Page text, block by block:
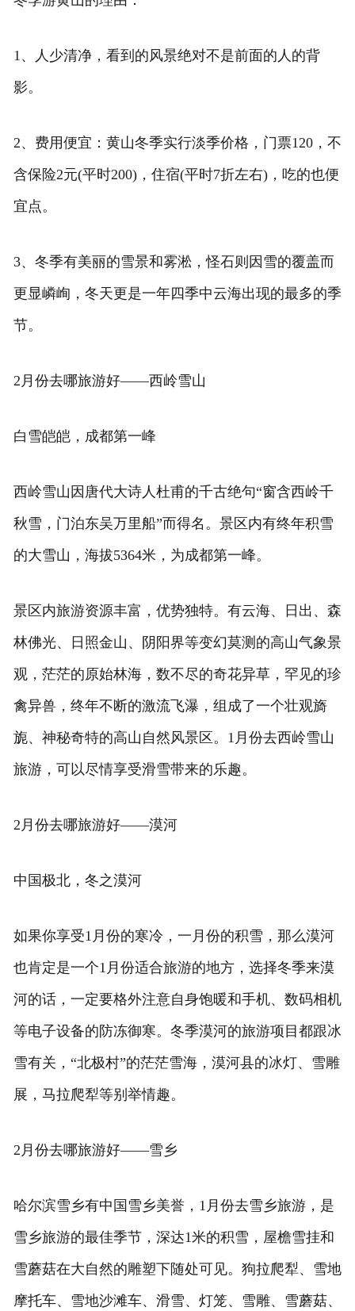
1、人少清净，看到的风景绝对不是前面的人的背
影。
2、费用便宜：黄山冬季实行淡季价格，门票120，不
含保险2元(平时200)，住宿(平时7折左右)，吃的也便
宜点。
3、冬季有美丽的雪景和雾淞，怪石则因雪的覆盖而
更显嶙峋，冬天更是一年四季中云海出现的最多的季
节。
2月份去哪旅游好——西岭雪山
白雪皑皑，成都第一峰
西岭雪山因唐代大诗人杜甫的千古绝句“窗含西岭千
秋雪，门泊东吴万里船”而得名。景区内有终年积雪
的大雪山，海拔5364米，为成都第一峰。
景区内旅游资源丰富，优势独特。有云海、日出、森
林佛光、日照金山、阴阳界等变幻莫测的高山气象景
观，茫茫的原始林海，数不尽的奇花异草，罕见的珍
禽异兽，终年不断的激流飞瀑，组成了一个壮观旖
旎、神秘奇特的高山自然风景区。1月份去西岭雪山
旅游，可以尽情享受滑雪带来的乐趣。
2月份去哪旅游好——漠河
中国极北，冬之漠河
如果你享受1月份的寒冷，一月份的积雪，那么漠河
也肯定是一个1月份适合旅游的地方，选择冬季来漠
河的话，一定要格外注意自身饱暖和手机、数码相机
等电子设备的防冻御寒。冬季漠河的旅游项目都跟冰
雪有关，“北极村”的茫茫雪海，漠河县的冰灯、雪雕
展，马拉爬犁等别举情趣。
2月份去哪旅游好——雪乡
哈尔滨雪乡有中国雪乡美誉，1月份去雪乡旅游，是
雪乡旅游的最佳季节，深达1米的积雪，屋檐雪挂和
雪蘑菇在大自然的雕塑下随处可见。狗拉爬犁、雪地
摩托车、雪地沙滩车、滑雪、灯笼、雪雕、雪蘑菇、